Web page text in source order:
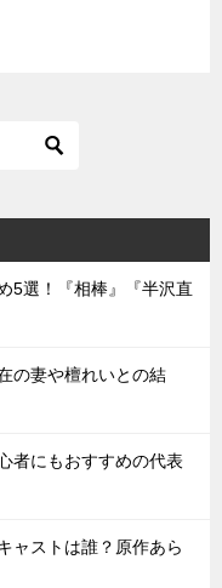
5選！『相棒』『半沢直
の妻や檀れいとの結
者にもおすすめの代表
ャストは誰？原作あら